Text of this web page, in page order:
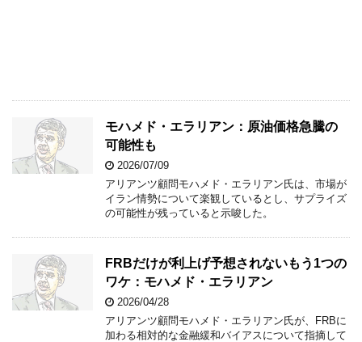
モハメド・エラリアン：原油価格急騰の
可能性も
2026/07/09
アリアンツ顧問モハメド・エラリアン氏は、市場が
イラン情勢について楽観しているとし、サプライズ
の可能性が残っていると示唆した。
FRBだけが利上げ予想されないもう1つの
ワケ：モハメド・エラリアン
2026/04/28
アリアンツ顧問モハメド・エラリアン氏が、FRBに
加わる相対的な金融緩和バイアスについて指摘して